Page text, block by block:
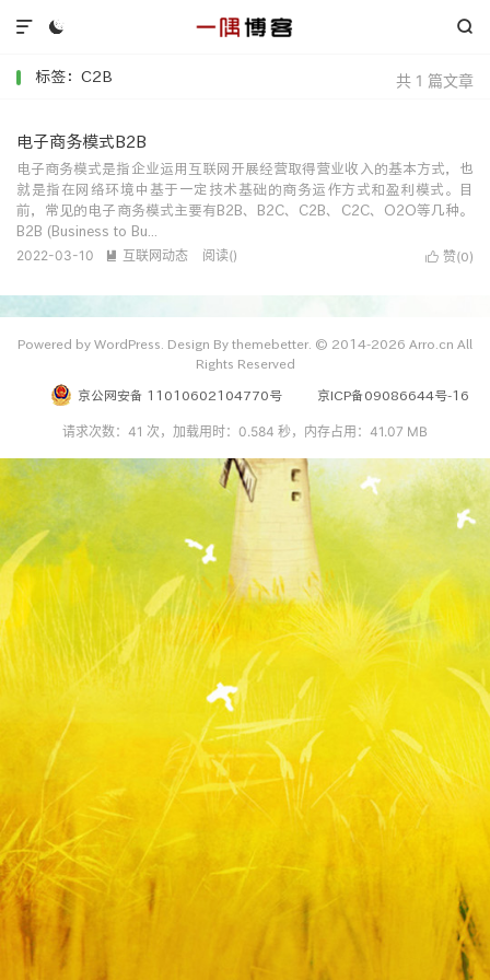
 

共 1 篇文章
标签：C2B
电子商务模式B2B
电子商务模式是指企业运用互联网开展经营取得营业收入的基本方式，也
就是指在网络环境中基于一定技术基础的商务运作方式和盈利模式。目
前，常见的电子商务模式主要有B2B、B2C、C2B、C2C、O2O等几种。
B2B (Business to Bu...
 赞(0)
2022-03-10  互联网动态 阅读()
Powered by WordPress. Design By themebetter. © 2014-2026 Arro.cn All
Rights Reserved
京公网安备 11010602104770号 京ICP备09086644号-16
请求次数：41 次，加载用时：0.584 秒，内存占用：41.07 MB